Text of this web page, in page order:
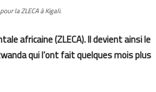
la ZLECA à Kigali.
africaine (ZLECA). Il devient ainsi le
qui l’ont fait quelques mois plus